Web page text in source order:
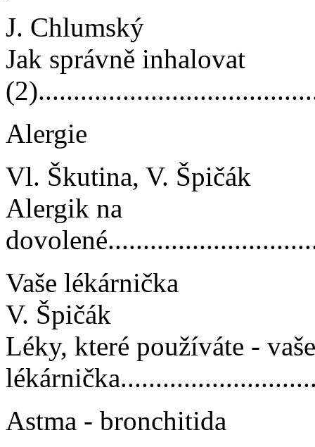
J. Chlumský
Jak správně inhalovat
Alergie
Vl. Škutina, V. Špičák
Alergik na
Vaše lékárnička
V. Špičák
Léky, které používáte - vaše
Astma - bronchitida